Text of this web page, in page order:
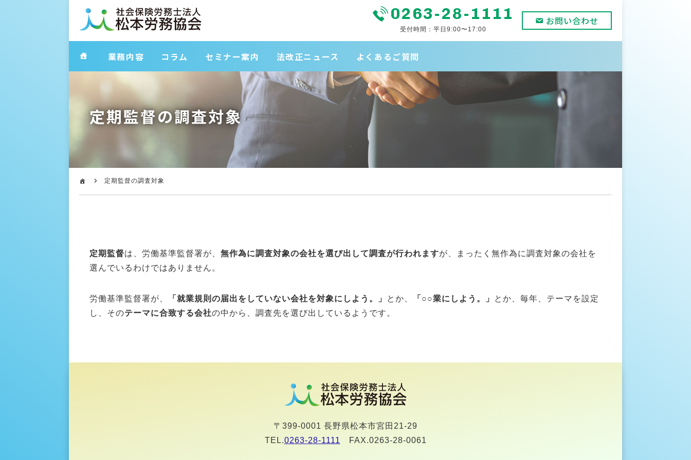
0263-28-1111
受付時間：平日9:00〜17:00
お問い合わせ
業務内容 コラム セミナー案内 法改正ニュース よくあるご質問
定期監督の調査対象
定期監督の調査対象
定期監督は、労働基準監督署が、無作為に調査対象の会社を選び出して調査が行われますが、まったく無作為に調査対象の会社を
選んでいるわけではありません。
労働基準監督署が、 「就業規則の届出をしていない会社を対象にしよう。」 とか、 「○○業にしよう。」 とか、毎年、テーマを設定
し、そのテーマに合致する会社の中から、調査先を選び出しているようです。
〒399-0001 長野県松本市宮田21-29
TEL.0263-28-1111 FAX.0263-28-0061